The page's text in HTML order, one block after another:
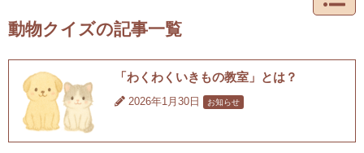
動物クイズの記事一覧
「わくわくいきもの教室」とは？
2026年1月30日 お知らせ